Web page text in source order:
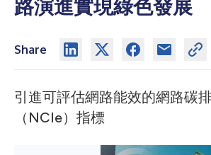
路演進實現綠色發展
Share
引進可評估網路能效的網路碳
（NCIe）指標